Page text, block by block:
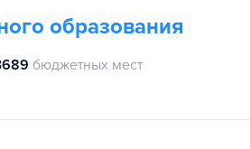
образования
бюджетных мест